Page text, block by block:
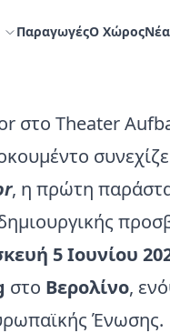
ΠαραγωγέςΟ ΧώροςNέα
στο Theater
, η πρώτη
5 Ιουνίου
στο Βερολίνο,
Ένωσης.